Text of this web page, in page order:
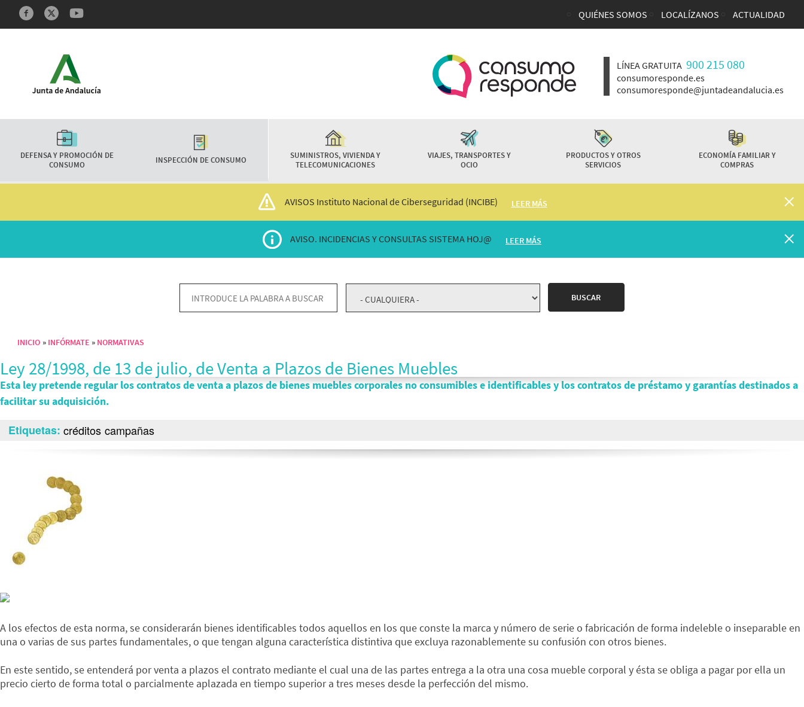
Redes sociales y Feeds Enlaces top cabecera
QUIÉNES SOMOS LOCALÍZANOS ACTUALIDAD
LÍNEA GRATUITA 900 215 080
consumoresponde.es
consumoresponde@juntadeandalucia.es
Características
DEFENSA Y PROMOCIÓN DE
CONSUMO
INSPECCIÓN DE CONSUMO
SUMINISTROS, VIVIENDA Y
TELECOMUNICACIONES
VIAJES, TRANSPORTES Y
OCIO
PRODUCTOS Y OTROS
SERVICIOS
ECONOMÍA FAMILIAR Y
COMPRAS
AVISOS Instituto Nacional de Ciberseguridad (INCIBE) LEER MÁS
AVISO. INCIDENCIAS Y CONSULTAS SISTEMA HOJ@ LEER MÁS
Sobrescribir enlaces de ayuda a la navegación
INICIO INFÓRMATE NORMATIVAS
Ley 28/1998, de 13 de julio, de Venta a Plazos de Bienes Muebles
Esta ley pretende regular los contratos de venta a plazos de bienes muebles corporales no consumibles e identificables y los contratos de préstamo y garantías destinados a
facilitar su adquisición.
Etiquetas créditos campañas
A los efectos de esta norma, se considerarán bienes identificables todos aquellos en los que conste la marca y número de serie o fabricación de forma indeleble o inseparable en
una o varias de sus partes fundamentales, o que tengan alguna característica distintiva que excluya razonablemente su confusión con otros bienes.
En este sentido, se entenderá por venta a plazos el contrato mediante el cual una de las partes entrega a la otra una cosa mueble corporal y ésta se obliga a pagar por ella un
precio cierto de forma total o parcialmente aplazada en tiempo superior a tres meses desde la perfección del mismo.